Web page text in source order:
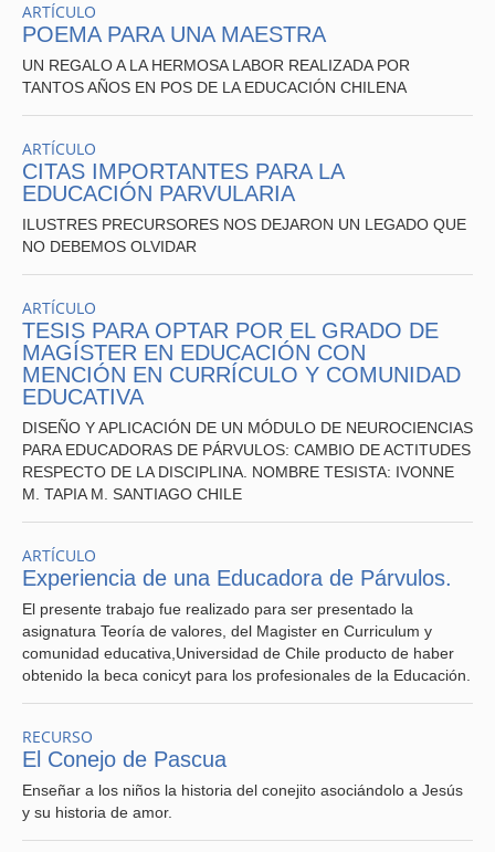
ARTÍCULO
POEMA PARA UNA MAESTRA
UN REGALO A LA HERMOSA LABOR REALIZADA POR
TANTOS AÑOS EN POS DE LA EDUCACIÓN CHILENA
ARTÍCULO
CITAS IMPORTANTES PARA LA
EDUCACIÓN PARVULARIA
ILUSTRES PRECURSORES NOS DEJARON UN LEGADO QUE
NO DEBEMOS OLVIDAR
ARTÍCULO
TESIS PARA OPTAR POR EL GRADO DE
MAGÍSTER EN EDUCACIÓN CON
MENCIÓN EN CURRÍCULO Y COMUNIDAD
EDUCATIVA
DISEÑO Y APLICACIÓN DE UN MÓDULO DE NEUROCIENCIAS
PARA EDUCADORAS DE PÁRVULOS: CAMBIO DE ACTITUDES
RESPECTO DE LA DISCIPLINA. NOMBRE TESISTA: IVONNE
M. TAPIA M. SANTIAGO CHILE
ARTÍCULO
Experiencia de una Educadora de Párvulos.
El presente trabajo fue realizado para ser presentado la
asignatura Teoría de valores, del Magister en Curriculum y
comunidad educativa,Universidad de Chile producto de haber
obtenido la beca conicyt para los profesionales de la Educación.
RECURSO
El Conejo de Pascua
Enseñar a los niños la historia del conejito asociándolo a Jesús
y su historia de amor.